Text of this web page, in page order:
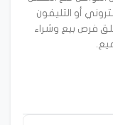
أو التليفون
فرص بيع وشراء